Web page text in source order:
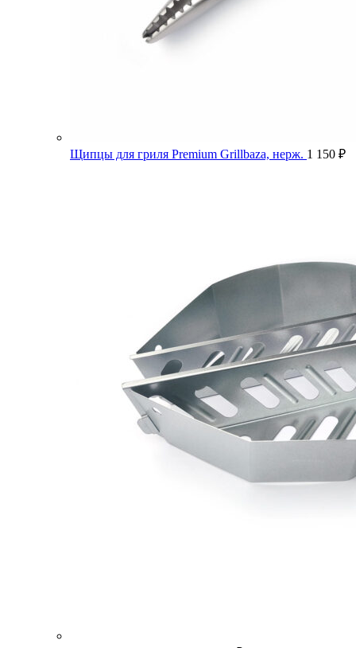
Щипцы для гриля Premium Grillbaza, нерж. 1 150 ₽